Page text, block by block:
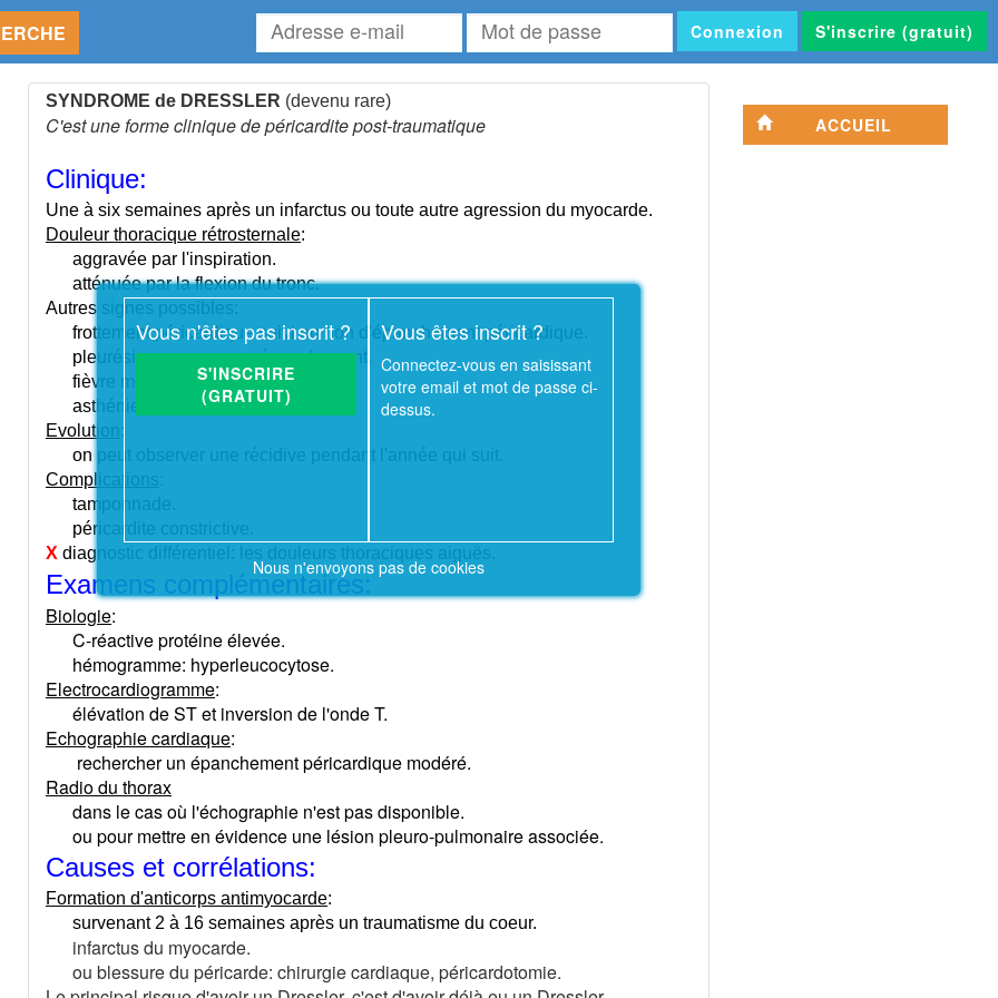
Adresse
mail
Mot
de
passe
Connexion S'inscrire (gratuit)
Vous n'êtes pas inscrit ?
S'INSCRIRE
(GRATUIT)
Vous êtes inscrit ?
Connectez-vous en saisissant
votre email et mot de passe ci-
dessus.
Nous n'envoyons pas de cookies
SYNDROME de DRESSLER (devenu rare)
C'est une forme clinique de péricardite post-traumatique
Clinique:
Une à six semaines après un infarctus ou toute autre agression du myocarde.
Douleur thoracique rétrosternale:
aggravée par l'inspiration.
atténuée par la flexion du tronc.
Autres signes possibles:
frottement péricardique suivi ou non d'épanchement péricardique.
pleurésie avec ou sans épanchement.
fièvre modérée.
asthénie.
Evolution :
on peut observer une récidive pendant l'année qui suit.
Complications:
tamponnade.
péricardite constrictive.
X diagnostic différentiel: les douleurs thoraciques aiguës.
Examens complémentaires:
Biologie:
C-réactive protéine élevée.
hémogramme: hyperleucocytose.
Electrocardiogramme:
élévation de ST et inversion de l'onde T.
Echographie cardiaque:
rechercher un épanchement péricardique modéré.
Radio du thorax
dans le cas où l'échographie n'est pas disponible.
ou pour mettre en évidence une lésion pleuro-pulmonaire associée.
Causes et corrélations:
Formation d'anticorps antimyocarde:
survenant 2 à 16 semaines après un traumatisme du coeur.
infarctus du myocarde.
ou blessure du péricarde: chirurgie cardiaque, péricardotomie.
ACCUEIL